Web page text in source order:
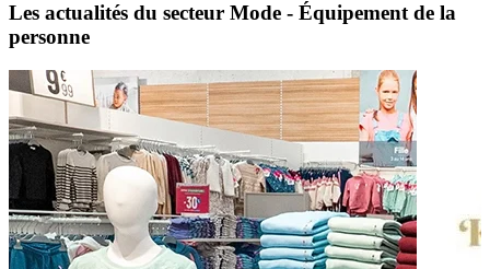
Les actualités du secteur Mode - Équipement de la
personne